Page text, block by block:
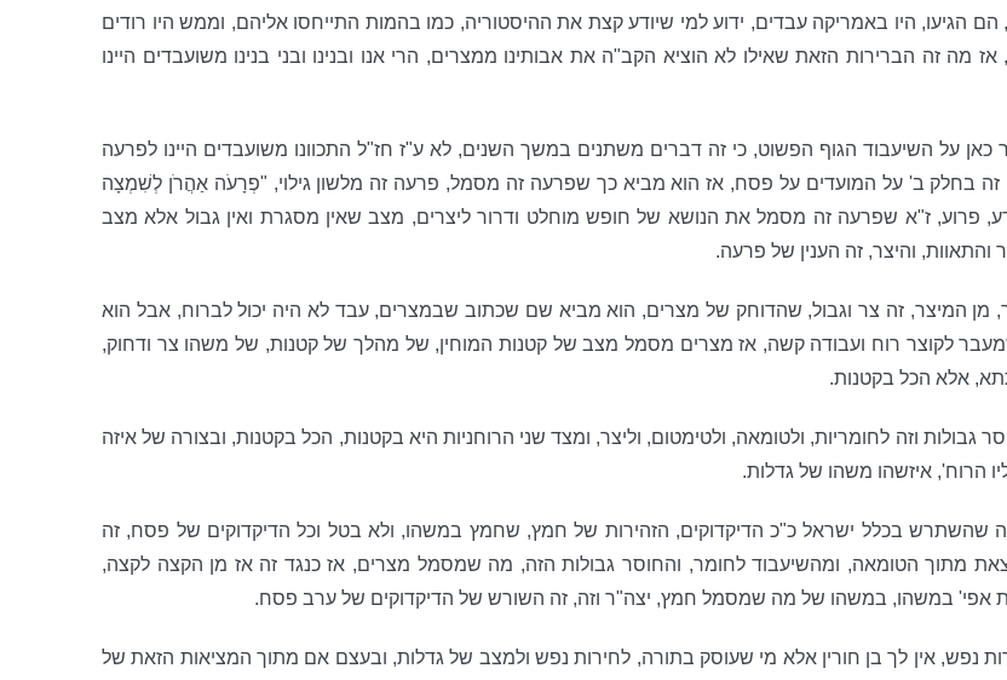
הם הגיעו, היו באמריקה עבדים, ידוע למי שיודע קצת את ההיסטוריה, כמו בהמות התייחסו אליהם, וממש היו רודים
מה זה הברירות הזאת שאילו לא הוציא הקב"ה את אבותינו ממצרים, הרי אנו ובנינו ובני בנינו משועבדים היינו
על השיעבוד הגוף הפשוט, כי זה דברים משתנים במשך השנים, לא ע"ז חז"ל התכוונו משועבדים היינו לפרעה
בחלק ב' על המועדים על פסח, אז הוא מביא כך שפרעה זה מסמל, פרעה זה מלשון גילוי, "פְרָעֹה אַהֲרֹן לְשִׁמְצָה
פרוע, ז"א שפרעה זה מסמל את הנושא של חופש מוחלט ודרור ליצרים, מצב שאין מסגרת ואין גבול אלא מצב
והתאוות, והיצר, זה הענין של פרעה.
מן המיצר, זה צר וגבול, שהדוחק של מצרים, הוא מביא שם שכתוב שבמצרים, עבד לא היה יכול לברוח, אבל הוא
לקוצר רוח ועבודה קשה, אז מצרים מסמל מצב של קטנות המוחין, של מהלך של קטנות, של משהו צר ודחוק,
אלא הכל בקטנות.
וזה לחומריות, ולטומאה, ולטימטום, וליצר, ומצד שני הרוחניות היא בקטנות, הכל בקטנות, ובצורה של איזה
הרוח', איזשהו משהו של גדלות.
שהשתרש בכלל ישראל כ"כ הדיקדוקים, הזהירות של חמץ, שחמץ במשהו, ולא בטל וכל הדיקדוקים של פסח, זה
מתוך הטומאה, ומהשיעבוד לחומר, והחוסר גבולות הזה, מה שמסמל מצרים, אז כנגד זה אז מן הקצה לקצה,
אפי' במשהו, במשהו של מה שמסמל חמץ, יצה"ר וזה, זה השורש של הדיקדוקים של ערב פסח.
נפש, אין לך בן חורין אלא מי שעוסק בתורה, לחירות נפש ולמצב של גדלות, ובעצם אם מתוך המציאות הזאת של